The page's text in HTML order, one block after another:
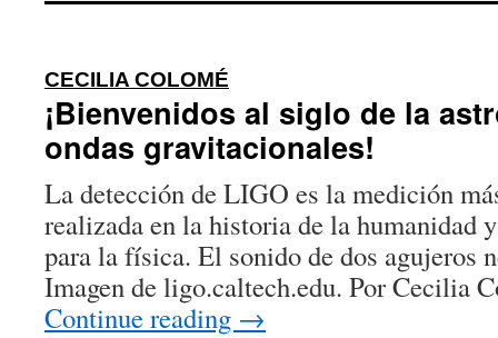
CECILIA COLOMÉ
¡Bienvenidos al siglo de la
ondas gravitacionales!
La detección de LIGO es la medición
realizada en la historia de la humanidad
para la física. El sonido de dos agujeros
Imagen de ligo.caltech.edu. Por Cecilia
Continue reading →